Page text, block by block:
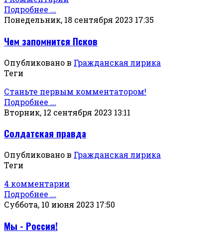
Подробнее ...
Понедельник, 18 сентября 2023 17:35
Чем запомнится Псков
Опубликовано в Гражданская лирика
Теги
Станьте первым комментатором!
Подробнее ...
Вторник, 12 сентября 2023 13:11
Солдатская правда
Опубликовано в Гражданская лирика
Теги
4 комментарии
Подробнее ...
Суббота, 10 июня 2023 17:50
Мы - Россия!